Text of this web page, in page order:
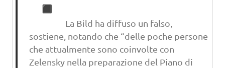
La Bild ha diffuso un falso,
sostiene, notando che “delle poche persone
che attualmente sono coinvolte con
Zelensky nella preparazione del Piano di